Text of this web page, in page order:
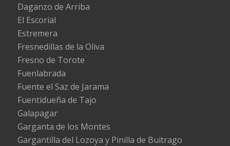
Daganzo de Arriba
El Escorial
Estremera
Fresnedillas de la Oliva
Fresno de Torote
Fuenlabrada
Fuente el Saz de Jarama
Fuentidueña de Tajo
Galapagar
Garganta de los Montes
Gargantilla del Lozoya y Pinilla de Buitrago